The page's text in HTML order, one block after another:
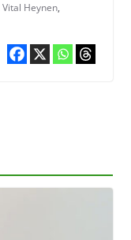
Vital Heynen,